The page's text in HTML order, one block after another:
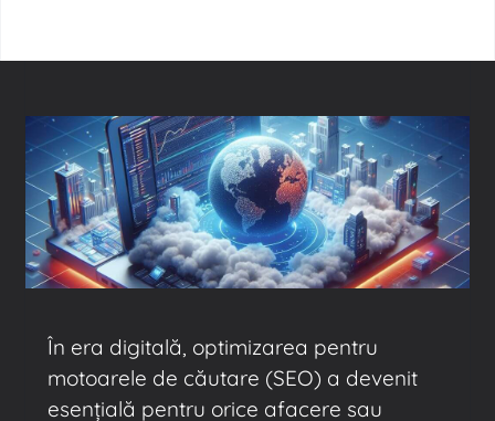
În era digitală, optimizarea pentru
motoarele de căutare (SEO) a devenit
esențială pentru orice afacere sau